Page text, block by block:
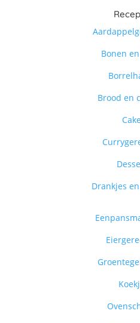
Bonen
Brood en
Drankjes